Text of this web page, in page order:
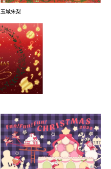
玉城朱梨